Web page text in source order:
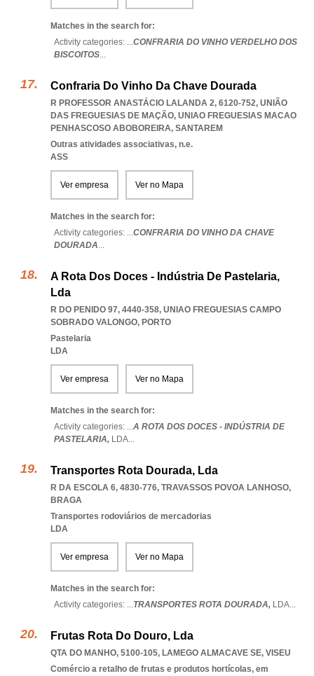
Matches in the search for:
Activity categories: ...CONFRARIA DO VINHO VERDELHO DOS
BISCOITOS...
Confraria Do Vinho Da Chave Dourada
R PROFESSOR ANASTÁCIO LALANDA 2, 6120-752, UNIÃO
DAS FREGUESIAS DE MAÇÃO, UNIAO FREGUESIAS MACAO
PENHASCOSO ABOBOREIRA, SANTAREM
Outras atividades associativas, n.e.
ASS
Ver empresa Ver no Mapa
Matches in the search for:
Activity categories: ...CONFRARIA DO VINHO DA CHAVE
DOURADA...
A Rota Dos Doces - Indústria De Pastelaria,
Lda
R DO PENIDO 97, 4440-358, UNIAO FREGUESIAS CAMPO
SOBRADO VALONGO, PORTO
Pastelaria
LDA
Ver empresa Ver no Mapa
Matches in the search for:
Activity categories: ...A ROTA DOS DOCES - INDÚSTRIA DE
PASTELARIA, LDA...
Transportes Rota Dourada, Lda
R DA ESCOLA 6, 4830-776, TRAVASSOS POVOA LANHOSO,
BRAGA
Transportes rodoviários de mercadorias
LDA
Ver empresa Ver no Mapa
Matches in the search for:
Activity categories: ...TRANSPORTES ROTA DOURADA, LDA...
Frutas Rota Do Douro, Lda
QTA DO MANHO, 5100-105, LAMEGO ALMACAVE SE, VISEU
Comércio a retalho de frutas e produtos hortícolas, em